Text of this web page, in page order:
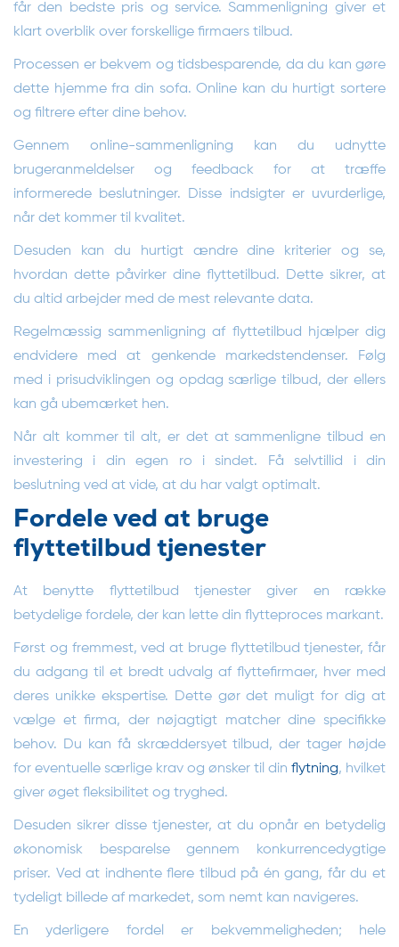
får den bedste pris og service. Sammenligning giver et
klart overblik over forskellige firmaers tilbud.
Processen er bekvem og tidsbesparende, da du kan gøre
dette hjemme fra din sofa. Online kan du hurtigt sortere
og filtrere efter dine behov.
Gennem online-sammenligning kan du udnytte
brugeranmeldelser og feedback for at træffe
informerede beslutninger. Disse indsigter er uvurderlige,
når det kommer til kvalitet.
Desuden kan du hurtigt ændre dine kriterier og se,
hvordan dette påvirker dine flyttetilbud. Dette sikrer, at
du altid arbejder med de mest relevante data.
Regelmæssig sammenligning af flyttetilbud hjælper dig
endvidere med at genkende markedstendenser. Følg
med i prisudviklingen og opdag særlige tilbud, der ellers
kan gå ubemærket hen.
Når alt kommer til alt, er det at sammenligne tilbud en
investering i din egen ro i sindet. Få selvtillid i din
beslutning ved at vide, at du har valgt optimalt.
Fordele ved at bruge
flyttetilbud tjenester
At benytte flyttetilbud tjenester giver en række
betydelige fordele, der kan lette din flytteproces markant.
Først og fremmest, ved at bruge flyttetilbud tjenester, får
du adgang til et bredt udvalg af flyttefirmaer, hver med
deres unikke ekspertise. Dette gør det muligt for dig at
vælge et firma, der nøjagtigt matcher dine specifikke
behov. Du kan få skræddersyet tilbud, der tager højde
for eventuelle særlige krav og ønsker til din flytning, hvilket
giver øget fleksibilitet og tryghed.
Desuden sikrer disse tjenester, at du opnår en betydelig
økonomisk besparelse gennem konkurrencedygtige
priser. Ved at indhente flere tilbud på én gang, får du et
tydeligt billede af markedet, som nemt kan navigeres.
En yderligere fordel er bekvemmeligheden; hele